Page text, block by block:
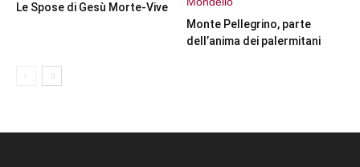
Le Spose di Gesù Morte-Vive
Monte Pellegrino, parte
dell’anima dei palermitani